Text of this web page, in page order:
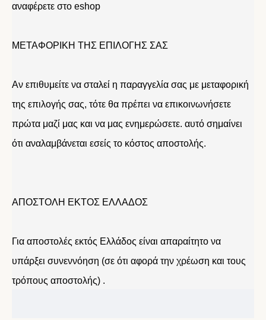
αναφέρετε στο eshop
ΜΕΤΑΦΟΡΙΚΗ ΤΗΣ ΕΠΙΛΟΓΗΣ ΣΑΣ
Αν επιθυμείτε να σταλεί η παραγγελία σας με μεταφορική
της επιλογής σας, τότε θα πρέπει να επικοινωνήσετε
πρώτα μαζί μας και να μας ενημερώσετε. αυτό σημαίνει
ότι αναλαμβάνεται εσείς το κόστος αποστολής.
ΑΠΟΣΤΟΛΗ ΕΚΤΟΣ ΕΛΛΑΔΟΣ
Για αποστολές εκτός Ελλάδος είναι απαραίτητο να
υπάρξει συνεννόηση (σε ότι αφορά την χρέωση και τους
τρόπους αποστολής) .